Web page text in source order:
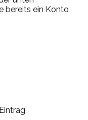
bereits ein Konto